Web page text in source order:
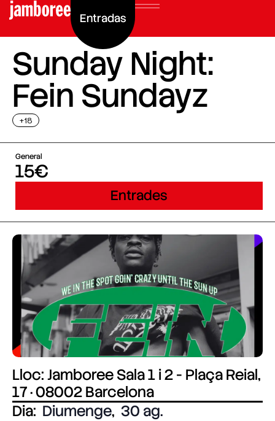
Entradas
Sunday Night:
Fein Sundayz
+18
General
15€
Entrades
Lloc: Jamboree Sala 1 i 2 - Plaça Reial,
17 · 08002 Barcelona
Dia: Diumenge, 30 ag.